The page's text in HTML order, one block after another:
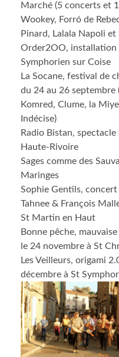
Marché (5 concerts et
Wookey, Forró de
Pinard, Lalala Napoli
Order2OO, installation
Symphorien sur Coise
La Socane, festival de
du 24 au 26 septembre
Komred, Clume, la
Indécise)
Radio Bistan,
Haute-Rivoire
Sages comme des
Maringes
Sophie Gentils,
Tahnee & François
St Martin en Haut
Bonne pêche,
le 24 novembre à St
Les Veilleurs, origami
décembre à St